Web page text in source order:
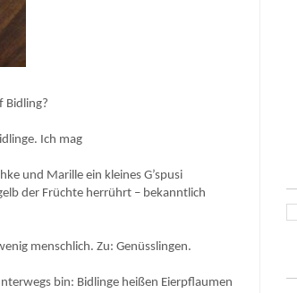
Bidling?
Ich mag
und Marille ein kleines G’spusi
der Früchte herrührt – bekanntlich
menschlich. Zu: Genüsslingen.
bin: Bidlinge heißen Eierpflaumen